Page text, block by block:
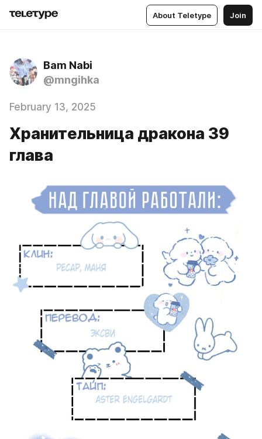
About Teletype Join
Bam Nabi
@mngihka
February 13, 2025
Хранительница дракона 39
глава